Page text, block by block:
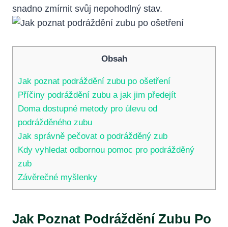
snadno zmírnit svůj nepohodlný stav.
Obsah
Jak poznat podráždění zubu po ošetření
Příčiny podráždění zubu a jak jim předejít
Doma dostupné metody pro úlevu od
podrážděného zubu
Jak správně pečovat o podrážděný zub
Kdy vyhledat odbornou pomoc pro podrážděný
zub
Závěrečné myšlenky
Jak Poznat Podráždění Zubu Po